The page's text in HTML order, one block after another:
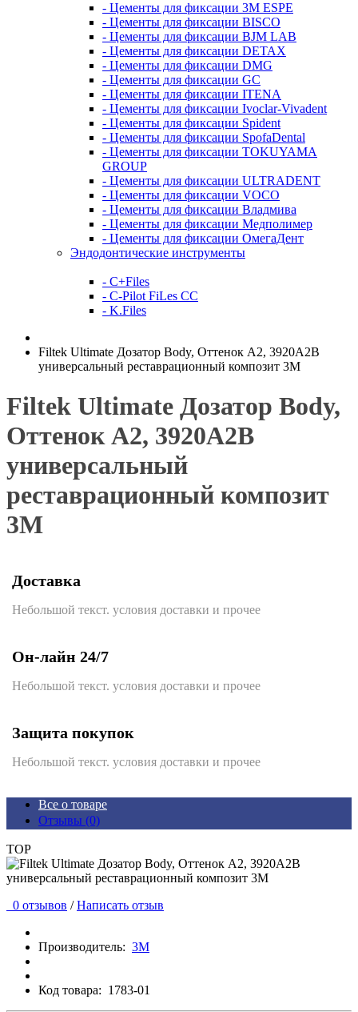
- Цементы для фиксации 3M ESPE
- Цементы для фиксации BISCO
- Цементы для фиксации BJM LAB
- Цементы для фиксации DETAX
- Цементы для фиксации DMG
- Цементы для фиксации GC
- Цементы для фиксации ITENA
- Цементы для фиксации Ivoclar-Vivadent
- Цементы для фиксации Spident
- Цементы для фиксации SpofaDental
- Цементы для фиксации TOKUYAMA
GROUP
- Цементы для фиксации ULTRADENT
- Цементы для фиксации VOCO
- Цементы для фиксации Владмива
- Цементы для фиксации Медполимер
- Цементы для фиксации ОмегаДент
Эндодонтические инструменты
- C+Files
- C-Pilot FiLes CC
- K.Files
Filtek Ultimate Дозатор Body, Оттенок A2, 3920A2B
универсальный реставрационный композит 3M
Filtek Ultimate Дозатор Body,
Оттенок A2, 3920A2B
универсальный
реставрационный композит
3M
Доставка
Небольшой текст. условия доставки и прочее
Он-лайн 24/7
Небольшой текст. условия доставки и прочее
Защита покупок
Небольшой текст. условия доставки и прочее
Все о товаре
Отзывы (0)
TOP
0 отзывов / Написать отзыв
Производитель: 3М
Код товара: 1783-01